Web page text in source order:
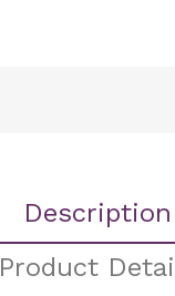
Description
Product